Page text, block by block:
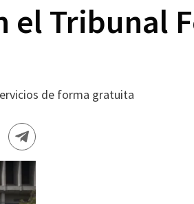
el Tribunal
de forma gratuita